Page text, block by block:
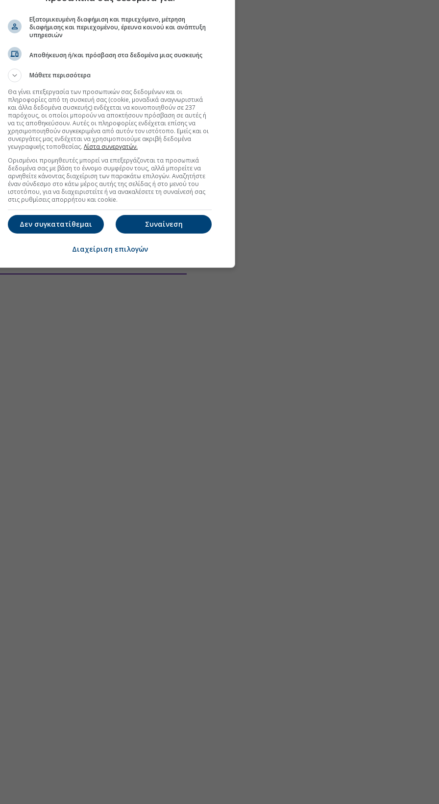
στο Discover
Εξατομικευμένη διαφήμιση και περιεχόμενο, μέτρηση
διαφήμισης και περιεχομένου, έρευνα κοινού και ανάπτυξη
υπηρεσιών
Αποθήκευση ή/και πρόσβαση στα δεδομένα μιας συσκευής
Μάθετε περισσότερα
Θα γίνει επεξεργασία των προσωπικών σας δεδομένων και οι
πληροφορίες από τη συσκευή σας (cookie, μοναδικά αναγνωριστικά
και άλλα δεδομένα συσκευής) ενδέχεται να κοινοποιηθούν σε 237
παρόχους, οι οποίοι μπορούν να αποκτήσουν πρόσβαση σε αυτές ή
να τις αποθηκεύσουν. Αυτές οι πληροφορίες ενδέχεται επίσης να
χρησιμοποιηθούν συγκεκριμένα από αυτόν τον ιστότοπο. Εμείς και οι
συνεργάτες μας ενδέχεται να χρησιμοποιούμε ακριβή δεδομένα
γεωγραφικής τοποθεσίας. Λίστα συνεργατών.
Ορισμένοι προμηθευτές μπορεί να επεξεργάζονται τα προσωπικά
δεδομένα σας με βάση το έννομο συμφέρον τους, αλλά μπορείτε να
αρνηθείτε κάνοντας διαχείριση των παρακάτω επιλογών. Αναζητήστε
έναν σύνδεσμο στο κάτω μέρος αυτής της σελίδας ή στο μενού του
ιστοτόπου, για να διαχειριστείτε ή να ανακαλέσετε τη συναίνεσή σας
στις ρυθμίσεις απορρήτου και cookie.
Συναίνεση
Δεν συγκατατίθεμαι
Διαχείριση επιλογών